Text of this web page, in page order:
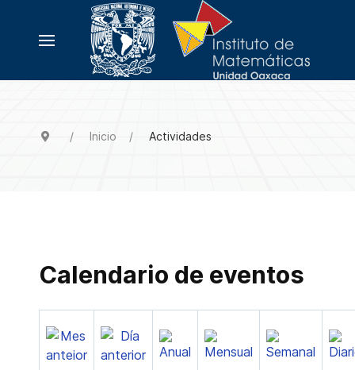
Inicio Actividades
Calendario de eventos